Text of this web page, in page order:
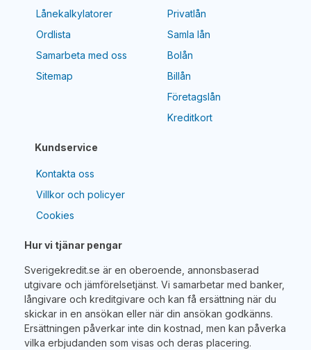
Lånekalkylatorer
Ordlista
Samarbeta med oss
Sitemap
Kundservice
Kontakta oss
Villkor och policyer
Cookies
Privatlån
Samla lån
Bolån
Billån
Företagslån
Kreditkort
Hur vi tjänar pengar
Sverigekredit.se är en oberoende, annonsbaserad
utgivare och jämförelsetjänst. Vi samarbetar med banker,
långivare och kreditgivare och kan få ersättning när du
skickar in en ansökan eller när din ansökan godkänns.
Ersättningen påverkar inte din kostnad, men kan påverka
vilka erbjudanden som visas och deras placering.